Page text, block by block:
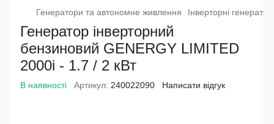
Генератори та автономне живлення Інверторні
Генератор інверторний
бензиновий GENERGY LIMITED
2000i - 1.7 / 2 кВт
В наявності Артикул: 240022090 Написати відгук